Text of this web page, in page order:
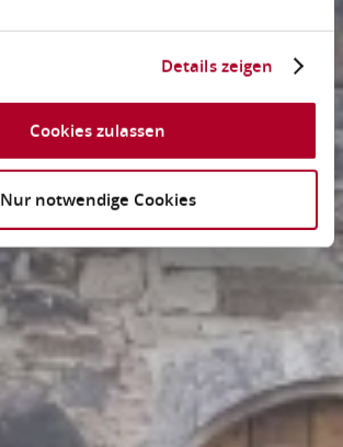
Details zeigen
Cookies zulassen
Nur notwendige Cookies